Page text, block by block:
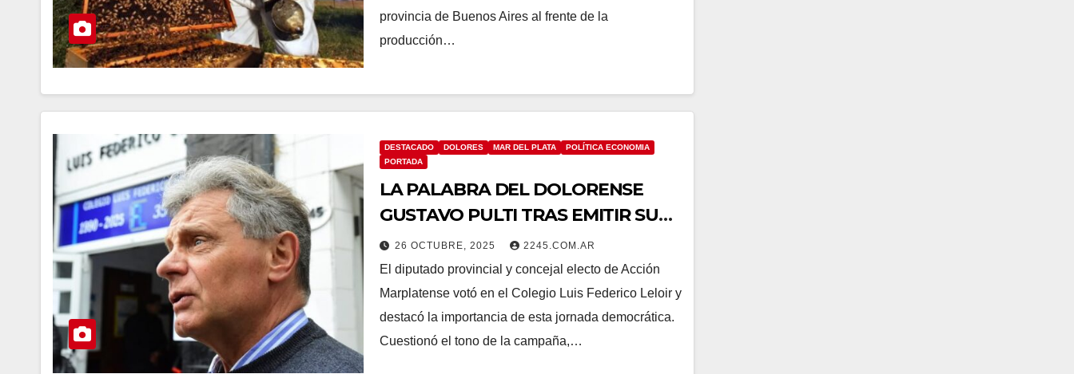
provincia de Buenos Aires al frente de la
producción…
DESTACADO DOLORES MAR DEL PLATA
POLÍTICA ECONOMIA
PORTADA
LA PALABRA DEL DOLORENSE
GUSTAVO PULTI TRAS EMITIR SU
VOTO: “HOY ES UN DÍA PARA
EXPRESARNOS CON CLARIDAD
SOBRE QUÉ NACIÓN QUEREMOS
SER”
26 OCTUBRE, 2025 2245.COM.AR
El diputado provincial y concejal electo de Acción
Marplatense votó en el Colegio Luis Federico Leloir y
destacó la importancia de esta jornada democrática.
Cuestionó el tono de la campaña,…